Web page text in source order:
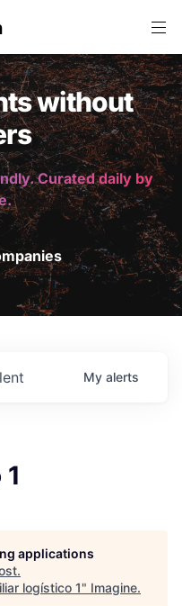
without
Curated daily by
My alerts
applications
.
logístico 1" Imagine.